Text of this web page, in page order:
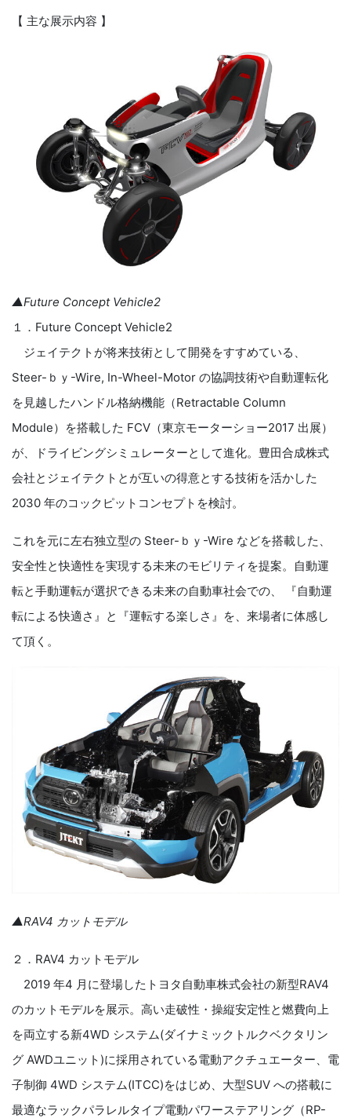
【 主な展示内容 】
▲Future Concept Vehicle2
１．Future Concept Vehicle2
ジェイテクトが将来技術として開発をすすめている、
Steer-ｂｙ-Wire, In-Wheel-Motor の協調技術や自動運転化
を見越したハンドル格納機能（Retractable Column
Module）を搭載した FCV（東京モーターショー2017 出展）
が、ドライビングシミュレーターとして進化。豊田合成株式
会社とジェイテクトとが互いの得意とする技術を活かした
2030 年のコックピットコンセプトを検討。
これを元に左右独立型の Steer-ｂｙ-Wire などを搭載した、
安全性と快適性を実現する未来のモビリティを提案。自動運
転と手動運転が選択できる未来の自動車社会での、 『自動運
転による快適さ』と『運転する楽しさ』を、来場者に体感し
て頂く。
▲RAV4 カットモデル
２．RAV4 カットモデル
2019 年4 月に登場したトヨタ自動車株式会社の新型RAV4
のカットモデルを展示。高い走破性・操縦安定性と燃費向上
を両立する新4WD システム(ダイナミックトルクベクタリン
グ AWDユニット)に採用されている電動アクチュエーター、電
子制御 4WD システム(ITCC)をはじめ、大型SUV への搭載に
最適なラックパラレルタイプ電動パワーステアリング（RP-